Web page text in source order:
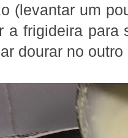
(levantar um
a frigideira
dourar no outro